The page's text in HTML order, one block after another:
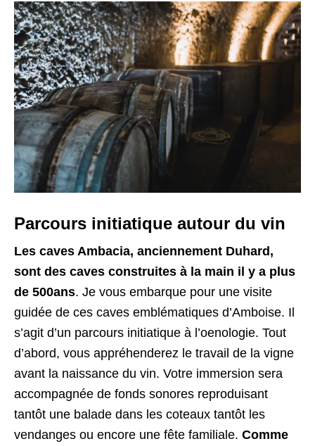
Parcours initiatique autour du vin
Les caves Ambacia, anciennement Duhard,
sont des caves construites à la main il y a plus
de 500ans. Je vous embarque pour une visite
guidée de ces caves emblématiques d’Amboise. Il
s’agit d’un parcours initiatique à l’oenologie. Tout
d’abord, vous appréhenderez le travail de la vigne
avant la naissance du vin. Votre immersion sera
accompagnée de fonds sonores reproduisant
tantôt une balade dans les coteaux tantôt les
vendanges ou encore une fête familiale. Comme